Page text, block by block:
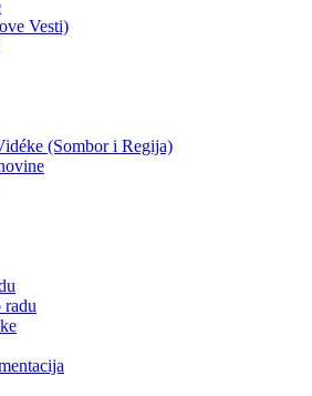
Vesti)
(Sombor i Regija)
radu